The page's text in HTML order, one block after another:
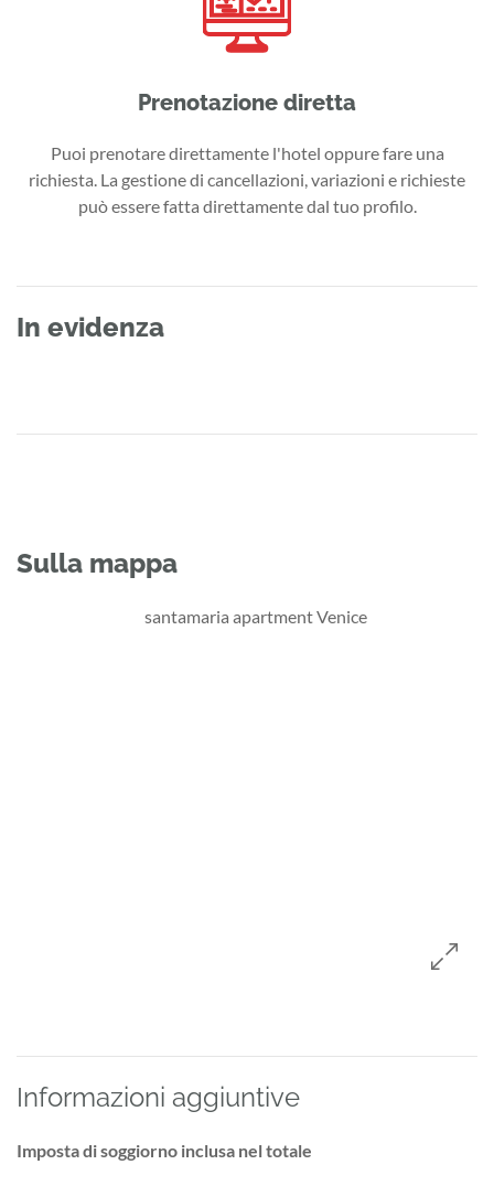
Prenotazione diretta
Puoi prenotare direttamente l'hotel oppure fare una
richiesta. La gestione di cancellazioni, variazioni e richieste
può essere fatta direttamente dal tuo profilo.
In evidenza
Sulla mappa
Informazioni aggiuntive
Imposta di soggiorno inclusa nel totale